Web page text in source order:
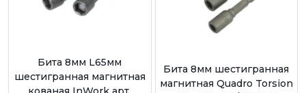
Бита 8мм L65мм
шестигранная магнитная
Бита 8мм шестигранная
магнитная Quadro Torsion